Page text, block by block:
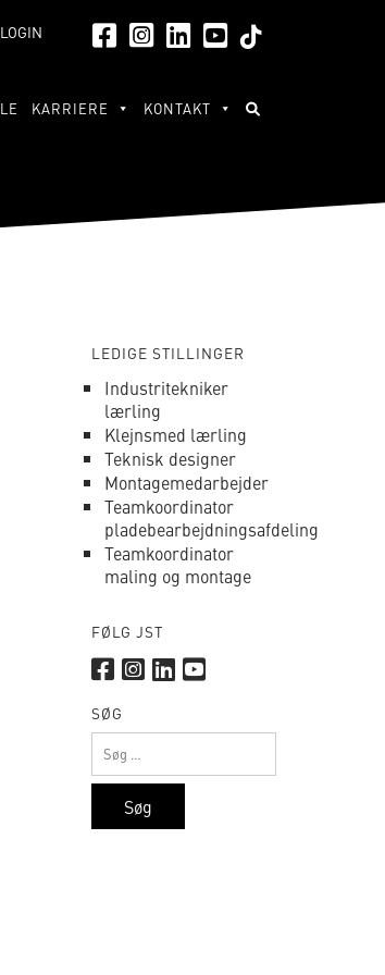
KARRIERE KONTAKT
LEDIGE STILLINGER
Industritekniker
lærling
Klejnsmed lærling
Teknisk designer
Montagemedarbejder
Teamkoordinator
pladebearbejdningsafdeling
Teamkoordinator
maling og montage
FØLG JST
SØG
efter: